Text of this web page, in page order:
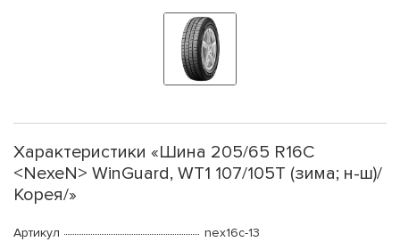
Характеристики «Шина 205/65 R16C
<NexeN> WinGuard, WT1 107/105T (зима; н-ш)/
Корея/»
Артикул
nex16c-13